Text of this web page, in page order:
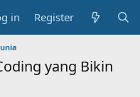
in Register
yang Bikin